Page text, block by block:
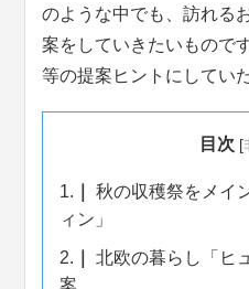
のような中でも、訪れる
案をしていきたいもので
等の提案ヒントにしてい
目次 [
1.
秋の収穫祭をメイ
ィン」
2.
北欧の暮らし「ヒ
案